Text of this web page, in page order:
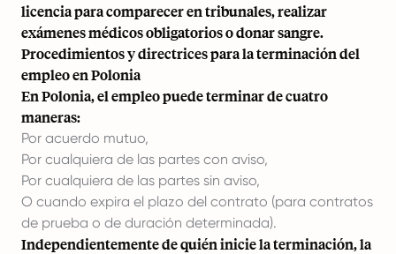
licencia para comparecer en tribunales, realizar
exámenes médicos obligatorios o donar sangre.
Procedimientos y directrices para la terminación del
empleo en Polonia
En Polonia, el empleo puede terminar de cuatro
maneras:
Por acuerdo mutuo,
Por cualquiera de las partes con aviso,
Por cualquiera de las partes sin aviso,
O cuando expira el plazo del contrato (para contratos
de prueba o de duración determinada).
Independientemente de quién inicie la terminación, la